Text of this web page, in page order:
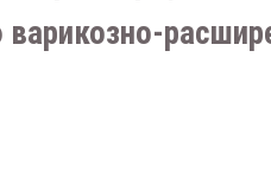
варикозно-